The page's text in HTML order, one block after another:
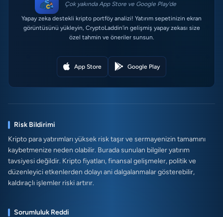
Çok yakında App Store ve Google Play'de
Yapay zeka destekli kripto portföy analizi! Yatırım sepetinizin ekran
görüntüsünü yükleyin, CryptoLaddin'in gelişmiş yapay zekası size
özel tahmin ve öneriler sunsun.
App Store Google Play
Risk Bildirimi
Kripto para yatırımları yüksek risk taşır ve sermayenizin tamamını
kaybetmenize neden olabilir. Burada sunulan bilgiler yatırım
tavsiyesi değildir. Kripto fiyatları, finansal gelişmeler, politik ve
düzenleyici etkenlerden dolayı ani dalgalanmalar gösterebilir,
kaldıraçlı işlemler riski artırır.
Sorumluluk Reddi